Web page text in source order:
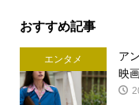
おすすめ記事
エンタメ
ア
映